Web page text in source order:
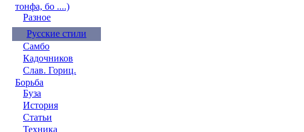
тонфа, бо ....)
Разное
Русские стили
Самбо
Кадочников
Слав. Гориц.
Борьба
Буза
История
Статьи
Техника